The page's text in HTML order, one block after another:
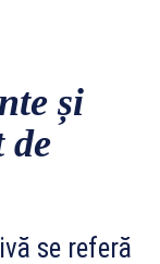
și
de
se referă